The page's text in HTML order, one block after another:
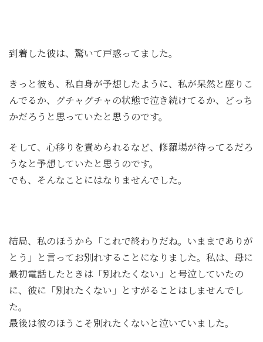
到着した彼は、驚いて戸惑ってました。
きっと彼も、私自身が予想したように、私が呆然と座りこ
んでるか、グチャグチャの状態で泣き続けてるか、どっち
かだろうと思っていたと思うのです。
そして、心移りを責められるなど、修羅場が待ってるだろ
うなと予想していたと思うのです。
でも、そんなことにはなりませんでした。
結局、私のほうから「これで終わりだね。いままでありが
とう」と言ってお別れすることになりました。私は、母に
最初電話したときは「別れたくない」と号泣していたの
に、彼に「別れたくない」とすがることはしませんでし
た。
最後は彼のほうこそ別れたくないと泣いていました。